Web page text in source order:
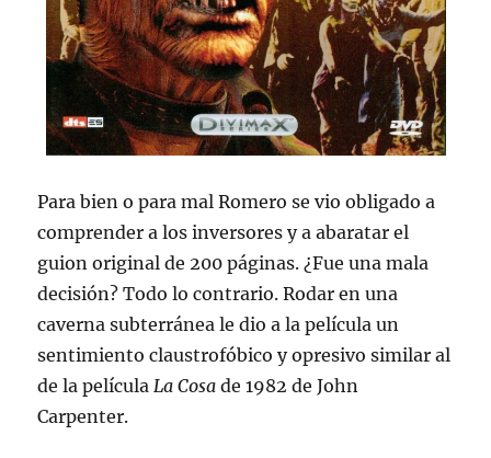
Para bien o para mal Romero se vio obligado a
comprender a los inversores y a abaratar el
guion original de 200 páginas. ¿Fue una mala
decisión? Todo lo contrario. Rodar en una
caverna subterránea le dio a la película un
sentimiento claustrofóbico y opresivo similar al
de la películaLa Cosa de 1982 de John
Carpenter.